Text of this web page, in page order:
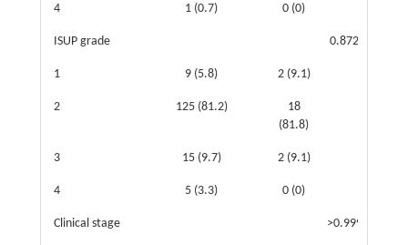
4 1 (0.7) 0 (0)
ISUP grade 0.872
1 9 (5.8) 2 (9.1)
2 125 (81.2)
18
(81.8)
3 15 (9.7) 2 (9.1)
4 5 (3.3) 0 (0)
Clinical stage >0.999